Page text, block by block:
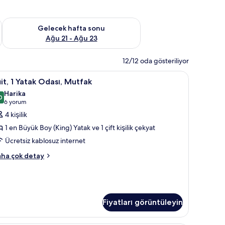
14 - Ağu 16
Gelecek hafta sonu
Ağu 21 - Ağu 23
Önümüzdeki hafta sonu için müsaitliği kontrol et Ağu 21 -
12/12 oda gösteriliyor
Anti alerjik yatak takımı, odada kasa, masa
5 1 Yatak Odası, Mutfak
/ 10
Harika
6 yorum
(6
yorum)
4 kişilik
1 en Büyük Boy (King) Yatak ve 1 çift kişilik çekyat
Ücretsiz kablosuz internet
çok detay
Fiyatları görüntüleyin